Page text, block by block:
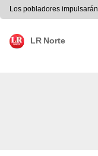
Los pobladores
LR Norte